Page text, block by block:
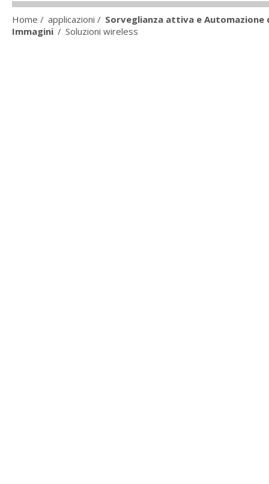
Home / applicazioni / Sorveglianza attiva e
Immagini / Soluzioni wireless